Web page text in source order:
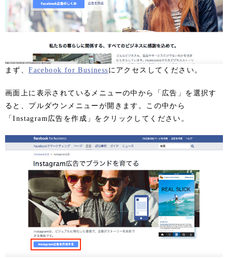
まず、Facebook for Business にアクセスしてください。
画面上に表示されているメニューの中から「広告」を選択す
ると、プルダウンメニューが開きます。この中から
「Instagram広告を作成」をクリックしてください。